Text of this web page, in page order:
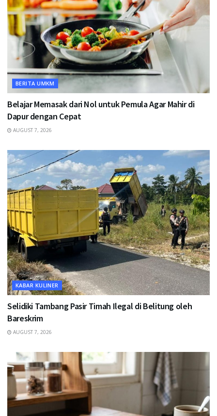
BERITA UMKM
Belajar Memasak dari Nol untuk Pemula Agar Mahir di
Dapur dengan Cepat
AUGUST 7, 2026
KABAR KULINER
Selidiki Tambang Pasir Timah Ilegal di Belitung oleh
Bareskrim
AUGUST 7, 2026